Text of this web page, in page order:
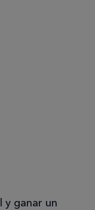
ganar un